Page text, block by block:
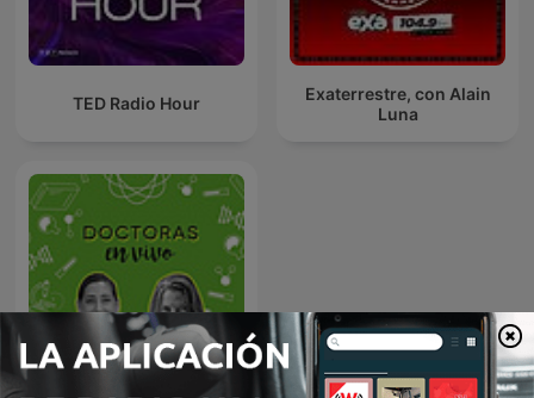
TED Radio Hour
Exaterrestre, con Alain
Luna